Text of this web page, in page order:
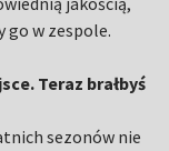
go w zespole.
Teraz brałbyś
sezonów nie